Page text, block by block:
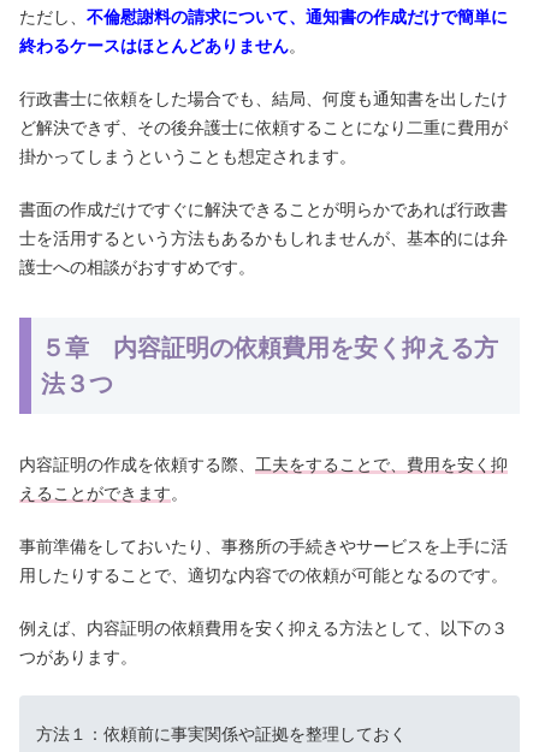
ただし、不倫慰謝料の請求について、通知書の作成だけで簡単に
終わるケースはほとんどありません。
行政書士に依頼をした場合でも、結局、何度も通知書を出したけ
ど解決できず、その後弁護士に依頼することになり二重に費用が
掛かってしまうということも想定されます。
書面の作成だけですぐに解決できることが明らかであれば行政書
士を活用するという方法もあるかもしれませんが、基本的には弁
護士への相談がおすすめです。
５章 内容証明の依頼費用を安く抑える方
法３つ
内容証明の作成を依頼する際、工夫をすることで、費用を安く抑
えることができます。
事前準備をしておいたり、事務所の手続きやサービスを上手に活
用したりすることで、適切な内容での依頼が可能となるのです。
例えば、内容証明の依頼費用を安く抑える方法として、以下の３
つがあります。
方法１：依頼前に事実関係や証拠を整理しておく